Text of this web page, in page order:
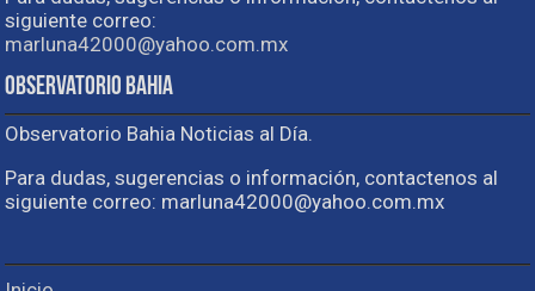
siguiente correo:
marluna42000@yahoo.com.mx
Observatorio Bahia
Observatorio Bahia Noticias al Día.
Para dudas, sugerencias o información, contactenos al
siguiente correo: marluna42000@yahoo.com.mx